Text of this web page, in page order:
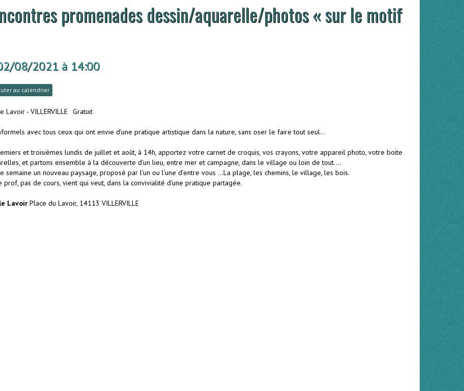
promenades dessin/aquarelle/photos « sur le motif
08/2021 à 14:00
au calendrier
Lavoir - VILLERVILLE Gratuit
avec tous ceux qui ont envie d’une pratique artistique dans la nature, sans oser le faire tout seul…
et troisièmes lundis de juillet et août, à 14h, apportez votre carnet de croquis, vos crayons, votre appareil photo, votre boite
et partons ensemble à la découverte d’un lieu, entre mer et campagne, dans le village ou loin de tout….
semaine un nouveau paysage, proposé par l’un ou l’une d’entre vous …La plage, les chemins, le village, les bois.
prof, pas de cours, vient qui veut, dans la convivialité d’une pratique partagée.
Lavoir Place du Lavoir, 14113 VILLERVILLE